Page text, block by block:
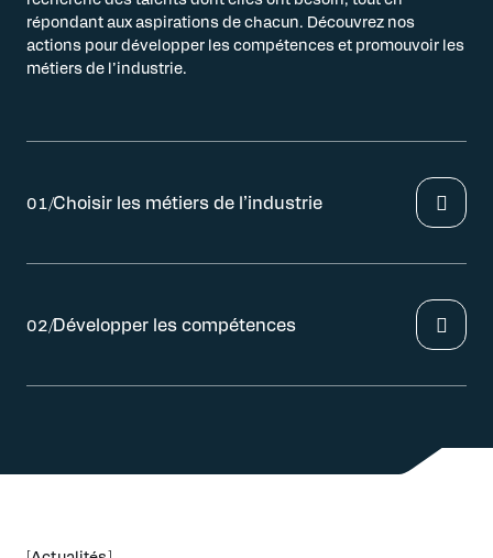
répondant aux aspirations de chacun. Découvrez nos
actions pour développer les compétences et promouvoir les
métiers de l’industrie.
01/Choisir les métiers de l’industrie
02/Développer les compétences